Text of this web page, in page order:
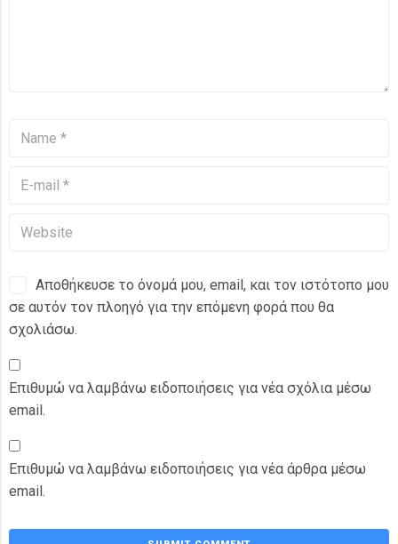
Αποθήκευσε το όνομά μου, email, και τον ιστότοπο μου
σε αυτόν τον πλοηγό για την επόμενη φορά που θα
σχολιάσω.
Επιθυμώ να λαμβάνω ειδοποιήσεις για νέα σχόλια μέσω
email.
Επιθυμώ να λαμβάνω ειδοποιήσεις για νέα άρθρα μέσω
email.